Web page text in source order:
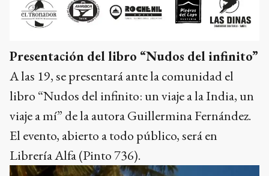
Presentación del libro “Nudos del infinito”
A las 19, se presentará ante la comunidad el
libro “Nudos del infinito: un viaje a la India, un
viaje a mí” de la autora Guillermina Fernández.
El evento, abierto a todo público, será en
Librería Alfa (Pinto 736).